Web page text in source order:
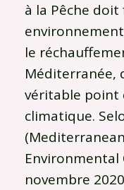
à la Pêche
le
Méditerranée,
véritable point
climatique.
Environmental
novembre